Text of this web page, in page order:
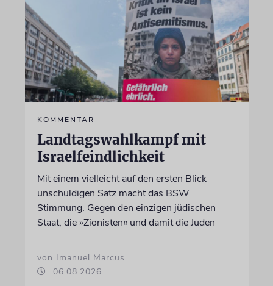
KOMMENTAR
Landtagswahlkampf mit
Israelfeindlichkeit
Mit einem vielleicht auf den ersten Blick
unschuldigen Satz macht das BSW
Stimmung. Gegen den einzigen jüdischen
Staat, die »Zionisten« und damit die Juden
von Imanuel Marcus
06.08.2026